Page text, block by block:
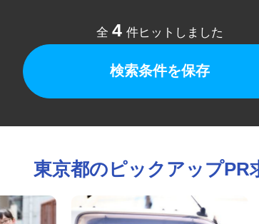
全4件ヒットしました
検索条件を保存
東京都のピックアップPR